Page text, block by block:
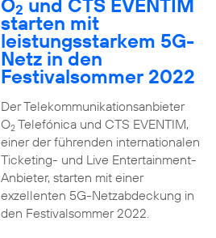
O2 und CTS EVENTIM
starten mit
leistungsstarkem 5G-
Netz in den
Festivalsommer 2022
Der Telekommunikationsanbieter
O2Telefónica und CTS EVENTIM,
einer der führenden internationalen
Ticketing- und Live Entertainment-
Anbieter, starten mit einer
exzellenten 5G-Netzabdeckung in
den Festivalsommer 2022.